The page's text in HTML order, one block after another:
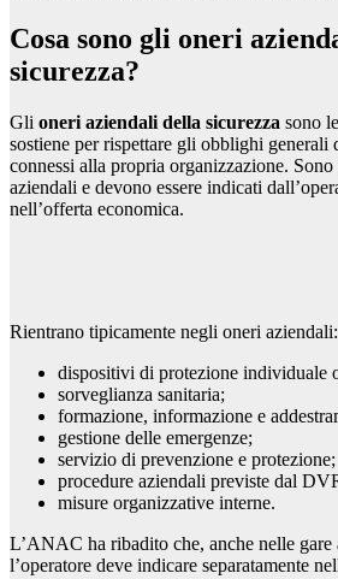
Cosa sono gli oneri
sicurezza?
Gli oneri aziendali della sicurezza sono
sostiene per rispettare gli obblighi generali
connessi alla propria organizzazione.
aziendali e devono essere indicati
nell’offerta economica.
Rientrano tipicamente negli oneri aziendali:
dispositivi di protezione individuale
sorveglianza sanitaria;
formazione, informazione e
gestione delle emergenze;
servizio di prevenzione e protezione;
procedure aziendali previste dal
misure organizzative interne.
L’ANAC ha ribadito che, anche nelle gare
l’operatore deve indicare separatamente